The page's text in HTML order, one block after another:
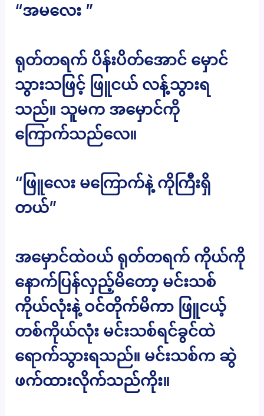
“အမလေး ”
ရုတ်တရက် ပိန်းပိတ်အောင် မှောင်
သွားသဖြင့် ဖြူငယ် လန့်သွားရ
သည်။ သူမက အမှောင်ကို
ကြောက်သည်လေ။
“ဖြူလေး မကြောက်နဲ့ ကိုကြီးရှိ
တယ်”
အမှောင်ထဲဝယ် ရုတ်တရက် ကိုယ်ကို
နောက်ပြန်လှည့်မိတော့ မင်းသစ်
ကိုယ်လုံးနဲ့ ဝင်တိုက်မိကာ ဖြူငယ့်
တစ်ကိုယ်လုံး မင်းသစ်ရင်ခွင်ထဲ
ရောက်သွားရသည်။ မင်းသစ်က ဆွဲ
ဖက်ထားလိုက်သည်ကိုး။